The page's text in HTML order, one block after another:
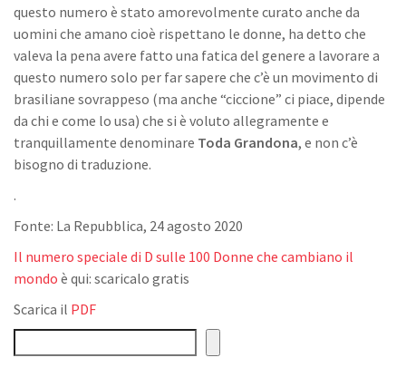
questo numero è stato amorevolmente curato anche da
uomini che amano cioè rispettano le donne, ha detto che
valeva la pena avere fatto una fatica del genere a lavorare a
questo numero solo per far sapere che c’è un movimento di
brasiliane sovrappeso (ma anche “ciccione” ci piace, dipende
da chi e come lo usa) che si è voluto allegramente e
tranquillamente denominare Toda Grandona, e non c’è
bisogno di traduzione.
.
Fonte: La Repubblica, 24 agosto 2020
Il numero speciale di D sulle 100 Donne che cambiano il
mondo è qui: scaricalo gratis
Scarica il PDF